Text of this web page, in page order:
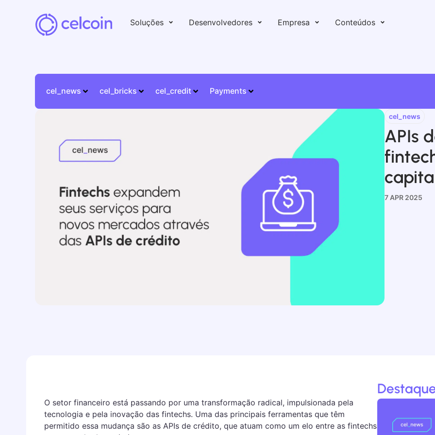
Soluções Desenvolvedores Empresa Conteúdos
cel_news cel_bricks cel_credit Payments
cel_news
APIs
7 APR 2025
O setor financeiro está passando por uma transformação radical, impulsionada pela
tecnologia e pela inovação das fintechs. Uma das principais ferramentas que têm
permitido essa mudança são as APIs de crédito, que atuam como um elo entre as fintechs